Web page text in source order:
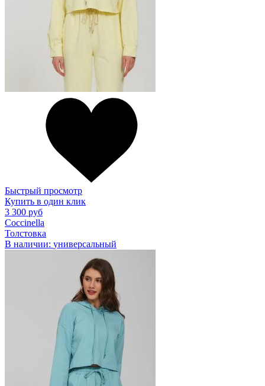
Быстрый просмотр
Купить в один клик
3 300 руб
Coccinella
Толстовка
В наличии: универсальный